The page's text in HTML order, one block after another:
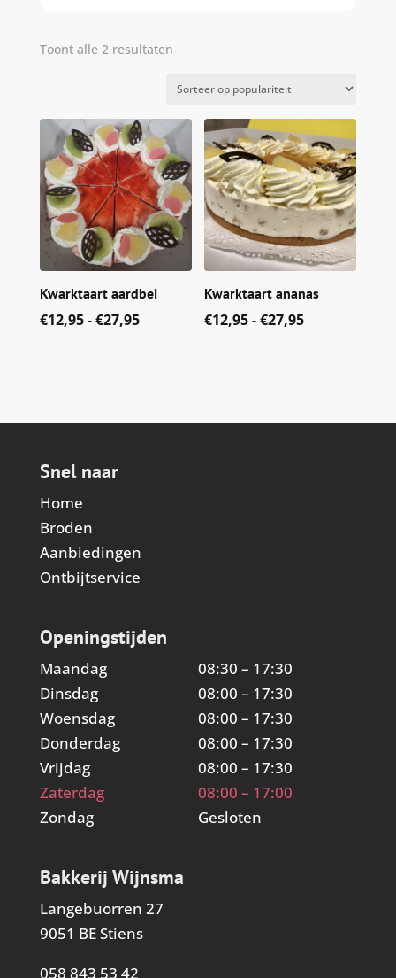
Toont alle 2 resultatenGesorteerd
populariteit
Kwarktaart aardbei
€12,95-€27,95Prijsklasse:
Kwarktaart ananas
€12,95-€27,95Prijsklasse:
Snel naar
Home
Broden
Aanbiedingen
Ontbijtservice
Openingstijden
Maandag
08:30 – 17:30
Dinsdag
08:00 – 17:30
Woensdag
08:00 – 17:30
Donderdag
08:00 – 17:30
Vrijdag
08:00 – 17:30
Zaterdag
08:00 – 17:00
Zondag
Gesloten
Bakkerij Wijnsma
Langebuorren 27
9051 BE Stiens
058 843 53 42